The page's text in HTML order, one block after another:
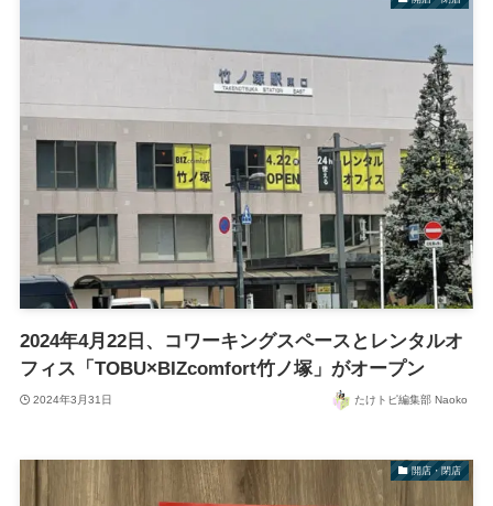
2024年4月22日、コワーキングスペースとレンタルオ
フィス「TOBU×BIZcomfort竹ノ塚」がオープン
2024年3月31日 たけトピ編集部 Naoko
開店・閉店